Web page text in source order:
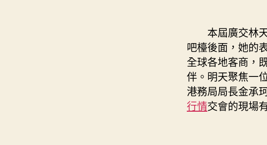
本屆廣交林
吧檯後面，她的
全球各地客商，
伴。明天聚焦一
港務局局長金承
行情交會的現場